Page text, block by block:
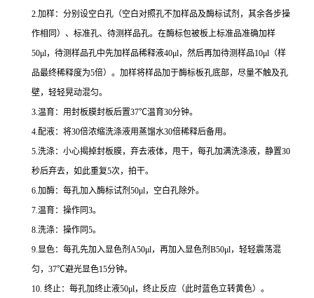
2.加样：分别设空白孔（空白对照孔不加样品及酶标试剂，其余各步操
作相同）、标准孔、待测样品孔。在酶标包被板上标准品准确加样
50μl，待测样品孔中先加样品稀释液40μl，然后再加待测样品10μl （样
品最终稀释度为5倍）。加样将样品加于酶标板孔底部，尽量不触及孔
壁，轻轻晃动混匀。
3.温育：用封板膜封板后置37℃温育30分钟。
4.配液：将30倍浓缩洗涤液用蒸馏水30倍稀释后备用。
5.洗涤：小心揭掉封板膜，弃去液体，甩干，每孔加满洗涤液，静置30
秒后弃去，如此重复5次，拍干。
6.加酶：每孔加入酶标试剂 50μl，空白孔除外。
7.温育：操作同 3。
8.洗涤：操作同 5。
9.显色：每孔先加入显色剂 A50μl，再加入显色剂 B50μl，轻轻震荡混
匀， 37℃避光显色15分钟。
10. 终止：每孔加终止液50μl，终止反应（此时蓝色立转黄色）。